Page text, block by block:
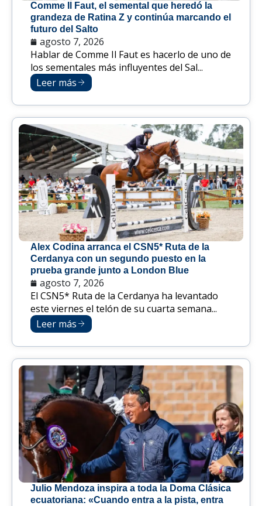
Comme Il Faut, el semental que heredó la
grandeza de Ratina Z y continúa marcando el
futuro del Salto
agosto 7, 2026
Hablar de Comme Il Faut es hacerlo de uno de
los sementales más influyentes del Sal...
Leer más
Alex Codina arranca el CSN5* Ruta de la
Cerdanya con un segundo puesto en la
prueba grande junto a London Blue
agosto 7, 2026
El CSN5* Ruta de la Cerdanya ha levantado
este viernes el telón de su cuarta semana...
Leer más
Julio Mendoza inspira a toda la Doma Clásica
ecuatoriana: «Cuando entra a la pista, entra